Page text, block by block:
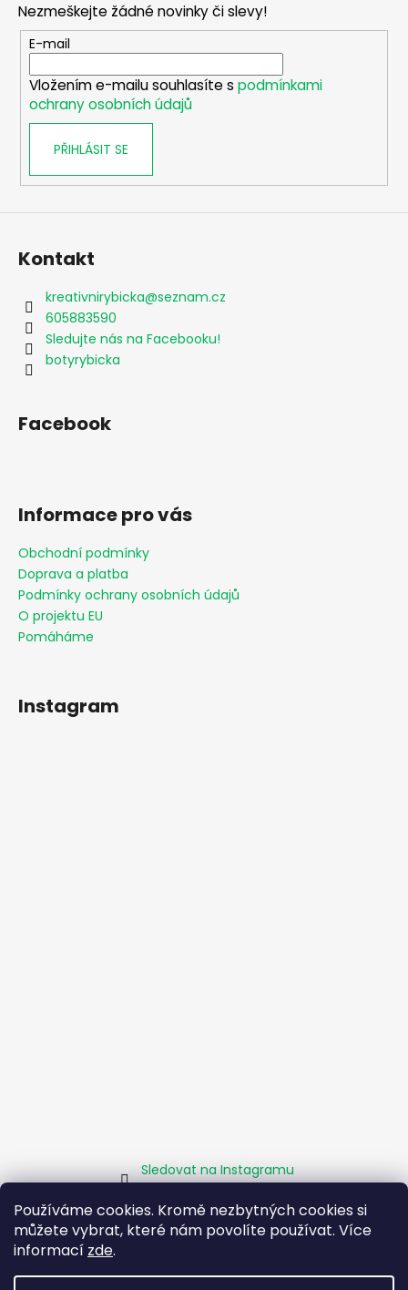
Používáme cookies. Kromě nezbytných cookies si
můžete vybrat, které nám povolíte používat. Více
informací zde.
p
r
v
k
y
u
Nezmeškejte žádné novinky či slevy!
E-mail
Vložením e-mailu souhlasíte s podmínkami
ochrany osobních údajů
PŘIHLÁSIT SE
Kontakt
kreativnirybicka@seznam.cz
605883590
Sledujte nás na Facebooku!
botyrybicka
Facebook
Informace pro vás
Obchodní podmínky
Doprava a platba
Podmínky ochrany osobních údajů
O projektu EU
Pomáháme
Instagram
Sledovat na Instagramu
Homepage Obchodní podmínky Kamenné pobočky
Facebook